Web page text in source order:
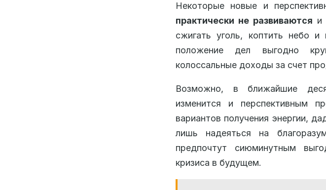
Некоторые новые и
практически не развиваются и
сжигать уголь, коптить небо и
положение дел выгодно
колоссальные доходы за счет
Возможно, в ближайшие
изменится и перспективным
вариантов получения энергии,
лишь надеяться на
предпочтут сиюминутным
кризиса в будущем.